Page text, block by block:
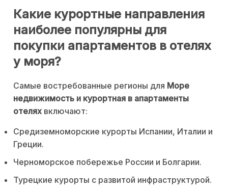
Какие курортные направления
наиболее популярны для
покупки апартаментов в отелях
у моря?
Самые востребованные регионы для Море
недвижимость и курортная в апартаменты
отелях включают:
Средиземноморские курорты Испании, Италии и
Греции.
Черноморское побережье России и Болгарии.
Турецкие курорты с развитой инфраструктурой.